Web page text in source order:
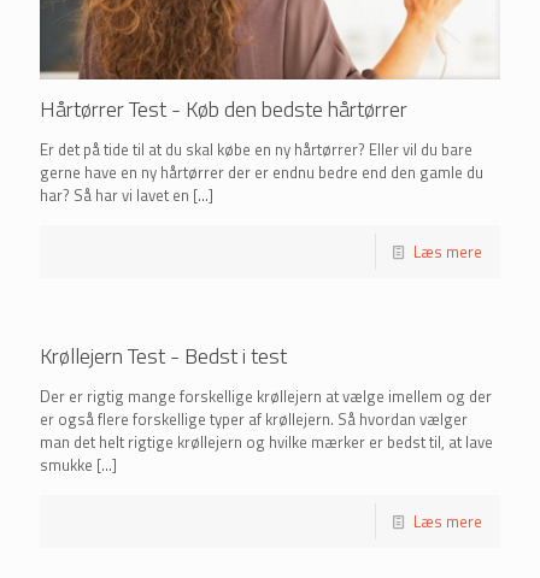
Hårtørrer Test - Køb den bedste hårtørrer
Er det på tide til at du skal købe en ny hårtørrer? Eller vil du bare
gerne have en ny hårtørrer der er endnu bedre end den gamle du
har? Så har vi lavet en […]
Læs mere
Krøllejern Test - Bedst i test
Der er rigtig mange forskellige krøllejern at vælge imellem og der
er også flere forskellige typer af krøllejern. Så hvordan vælger
man det helt rigtige krøllejern og hvilke mærker er bedst til, at lave
smukke […]
Læs mere